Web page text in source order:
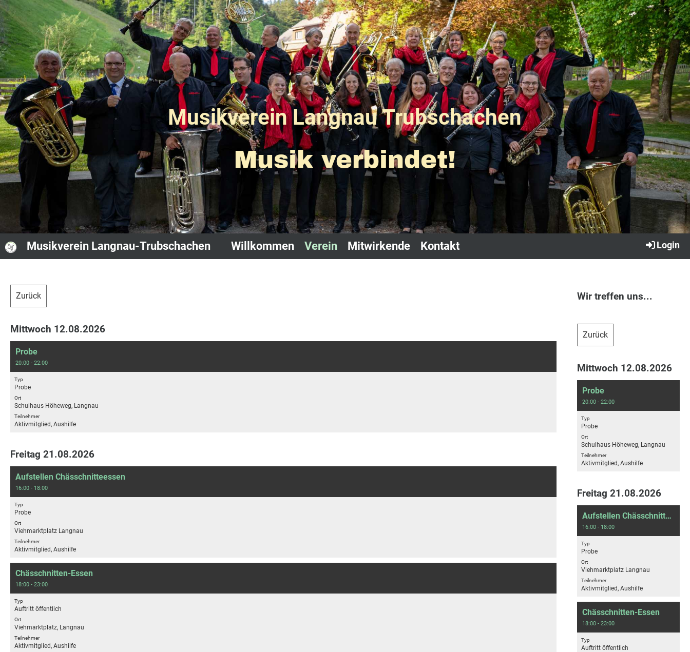
Musikverein Langnau Trubschachen
Musik verbindet!
Musikverein Langnau-Trubschachen Willkommen Verein Mitwirkende Kontakt Login
Zurück
Mittwoch 12.08.2026
Probe
20:00 - 22:00
Typ
Probe
Ort
Schulhaus Höheweg, Langnau
Teilnehmer
Aktivmitglied, Aushilfe
Freitag 21.08.2026
Aufstellen Chässchnitteessen
16:00 - 18:00
Typ
Probe
Ort
Viehmarktplatz Langnau
Teilnehmer
Aktivmitglied, Aushilfe
Chässchnitten-Essen
18:00 - 23:00
Typ
Auftritt öffentlich
Ort
Viehmarktplatz, Langnau
Teilnehmer
Aktivmitglied, Aushilfe
Wir treffen uns...
Zurück
Mittwoch 12.08.2026
Probe
20:00 - 22:00
Typ
Probe
Ort
Schulhaus Höheweg, Langnau
Teilnehmer
Aktivmitglied, Aushilfe
Freitag 21.08.2026
Aufstellen Chässchnitteessen
16:00 - 18:00
Typ
Probe
Ort
Viehmarktplatz Langnau
Teilnehmer
Aktivmitglied, Aushilfe
Chässchnitten-Essen
18:00 - 23:00
Typ
Auftritt öffentlich